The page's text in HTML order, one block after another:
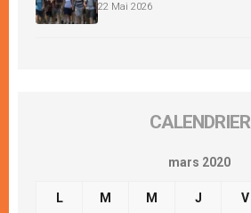
22 Mai 2026
CALENDRIER
mars 2020
L M M J V